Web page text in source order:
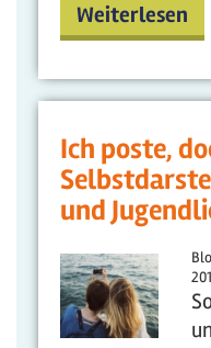
Weiterlesen
Ich poste,
und